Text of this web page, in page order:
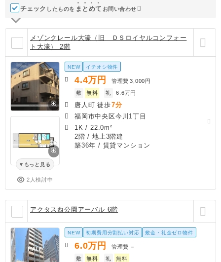
チェック したものを ま と めて お問い合わせ
メゾンクレール大濠（旧 ＤＳロイヤルコンフォー
ト大濠） 2階
もっと見る
2人検討中
NEW イチオシ物件
4.4万円 管理費 3,000円
敷
無料 礼 6.6万円
唐人町 徒歩7分
福岡市中央区今川1丁目
1K / 22.0m²
2階 / 地上3階建
築36年 / 賃貸マンション
アクタス西公園アーバル 6階
NEW 初期費用分割払い対応 敷金・礼金ゼロ物件
6.0万円 管理費 －
敷
無料 礼 無料